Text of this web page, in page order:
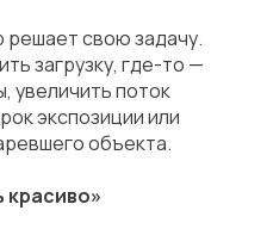
решает свою задачу.
загрузку, где-то —
увеличить поток
экспозиции или
объекта.
красиво»